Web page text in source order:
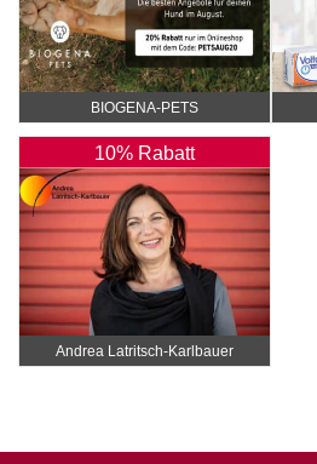
BIOGENA-PETS
10% Rabatt
Andrea Latritsch-Karlbauer